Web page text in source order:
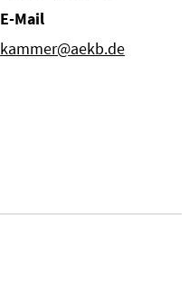
E-Mail
kammer@aekb.de